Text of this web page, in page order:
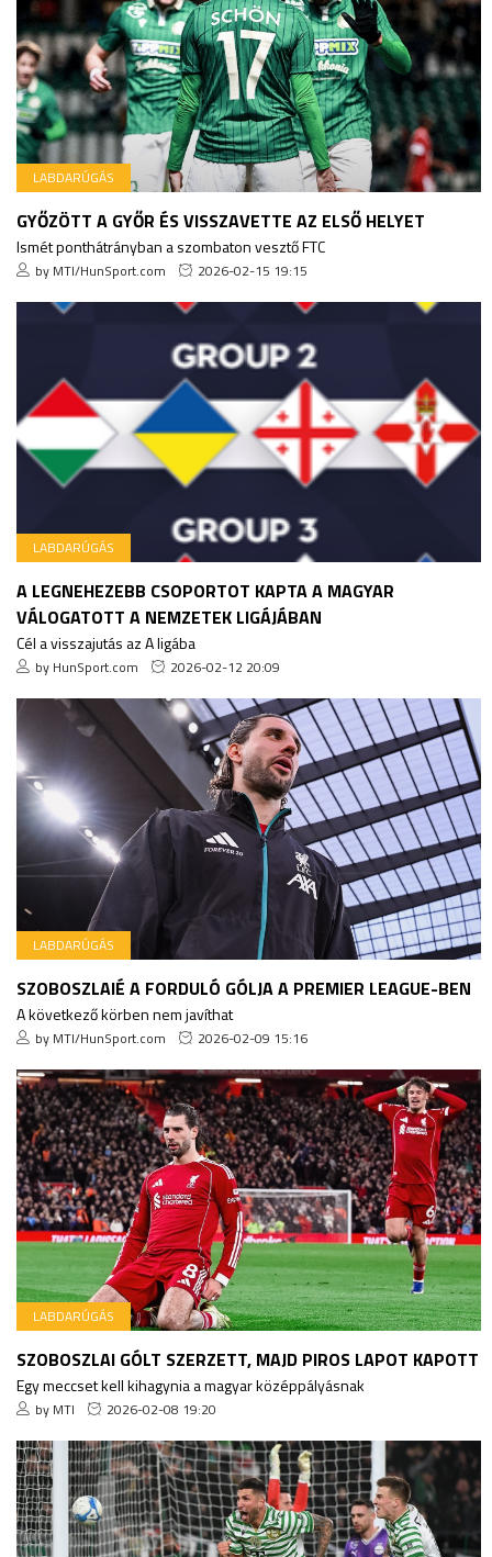
LABDARÚGÁS
GYŐZÖTT A GYŐR ÉS VISSZAVETTE AZ ELSŐ HELYET
Ismét ponthátrányban a szombaton vesztő FTC
by MTI/HunSport.com 2026-02-15 19:15
LABDARÚGÁS
A LEGNEHEZEBB CSOPORTOT KAPTA A MAGYAR
VÁLOGATOTT A NEMZETEK LIGÁJÁBAN
Cél a visszajutás az A ligába
by HunSport.com 2026-02-12 20:09
LABDARÚGÁS
SZOBOSZLAIÉ A FORDULÓ GÓLJA A PREMIER LEAGUE-BEN
A következő körben nem javíthat
by MTI/HunSport.com 2026-02-09 15:16
LABDARÚGÁS
SZOBOSZLAI GÓLT SZERZETT, MAJD PIROS LAPOT KAPOTT
Egy meccset kell kihagynia a magyar középpályásnak
by MTI 2026-02-08 19:20